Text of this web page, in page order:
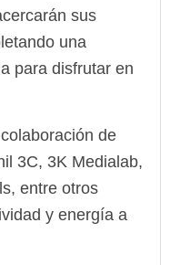
sus
una
para disfrutar en
de
3C, 3K Medialab,
entre otros
y energía a